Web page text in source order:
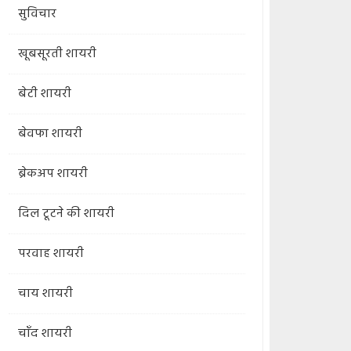
सुविचार
खूबसूरती शायरी
बेटी शायरी
बेवफा शायरी
ब्रेकअप शायरी
दिल टूटने की शायरी
परवाह शायरी
चाय शायरी
चाँद शायरी